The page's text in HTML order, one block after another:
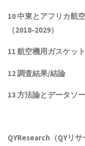
10 中東とアフリカ航
（2018-2029）
11 航空機用ガスケッ
12 調査結果/結論
13 方法論とデータソ
QYResearch（QYリ